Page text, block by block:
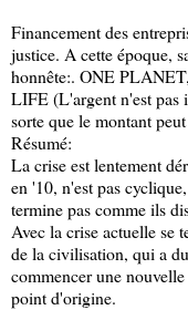
Financement des
justice. A cette époque,
honnête:. ONE
LIFE (L'argent n'est pas
sorte que le montant
Résumé:
La crise est lentement
en '10, n'est pas
termine pas comme ils
Avec la crise actuelle se
de la civilisation, qui a
commencer une
point d'origine.